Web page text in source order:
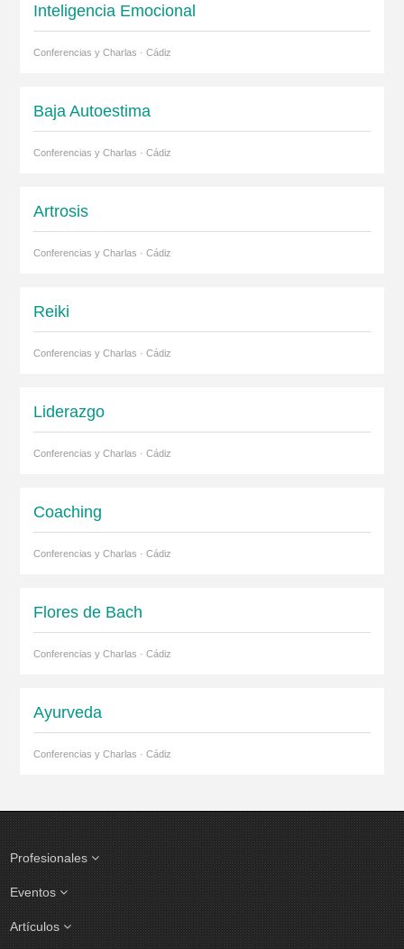
Inteligencia Emocional
Conferencias y Charlas · Cádiz
Baja Autoestima
Conferencias y Charlas · Cádiz
Artrosis
Conferencias y Charlas · Cádiz
Reiki
Conferencias y Charlas · Cádiz
Liderazgo
Conferencias y Charlas · Cádiz
Coaching
Conferencias y Charlas · Cádiz
Flores de Bach
Conferencias y Charlas · Cádiz
Ayurveda
Conferencias y Charlas · Cádiz
Profesionales
Eventos
Artículos